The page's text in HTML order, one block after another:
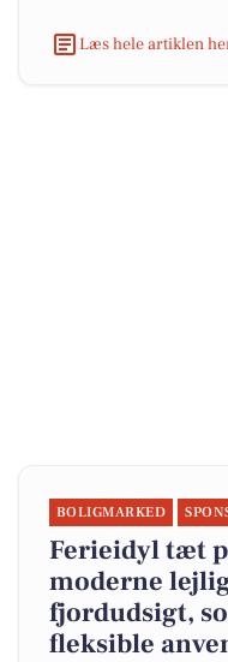
Læs hele artiklen
BOLIGMARKED
Ferieidyl tæt
moderne
fjordudsigt,
fleksible